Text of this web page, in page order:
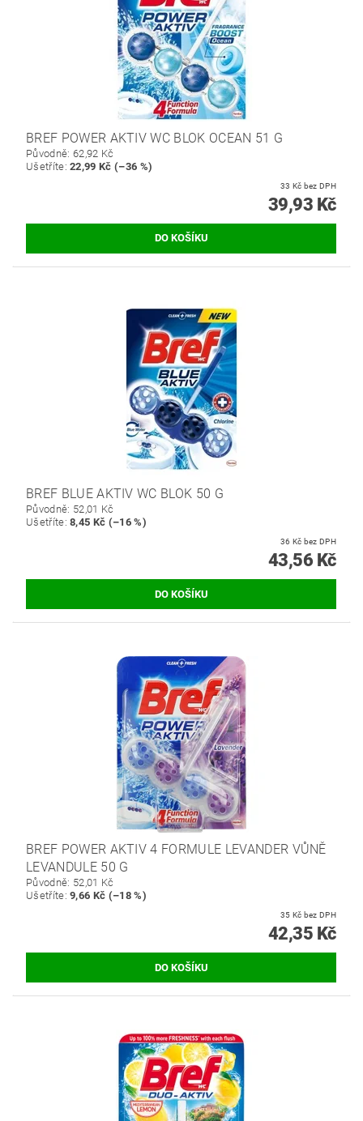
BREF POWER AKTIV WC BLOK OCEAN 51 G
Původně: 62,92 Kč
Ušetříte:22,99 Kč (–36 %)
33 Kč bez DPH
39,93 Kč
BREF BLUE AKTIV WC BLOK 50 G
Původně: 52,01 Kč
Ušetříte:8,45 Kč (–16 %)
36 Kč bez DPH
43,56 Kč
BREF POWER AKTIV 4 FORMULE LEVANDER VŮNĚ
LEVANDULE 50 G
Původně: 52,01 Kč
Ušetříte:9,66 Kč (–18 %)
35 Kč bez DPH
42,35 Kč